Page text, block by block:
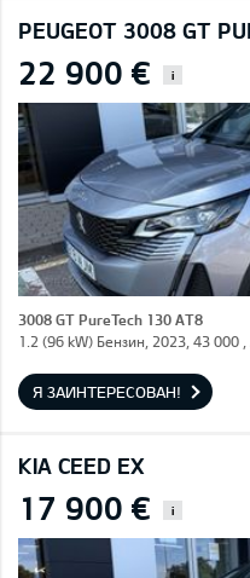
PEUGEOT 3008 GT
22 900 € i
3008 GT PureTech 130 AT8
1.2 (96 kW) Бензин, 2023, 43 000
Я ЗАИНТЕРЕСОВАН!
KIA CEED EX
17 900 € i